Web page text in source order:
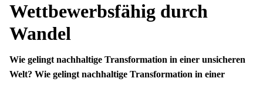
Wettbewerbsfähig durch
Wandel
Wie gelingt nachhaltige Transformation in einer unsicheren
Welt? Wie gelingt nachhaltige Transformation in einer